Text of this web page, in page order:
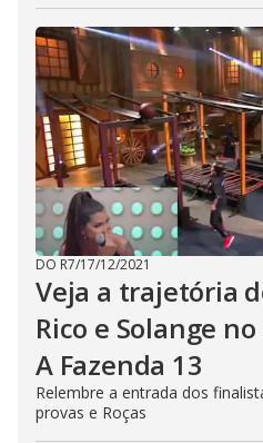
DO R7/17/12/2021
Veja a trajetória
Rico e Solange
A Fazenda 13
Relembre a entrada dos
provas e Roças